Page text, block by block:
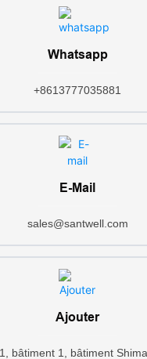
Whatsapp
+8613777035881
E-Mail
sales@santwell.com
Ajouter
bâtiment 1, bâtiment